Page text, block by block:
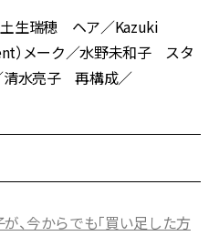
生瑞穂 ヘア／Kazuki
）メーク／水野未和子 スタ
水亮子 再構成／
、今からでも「買い足した方